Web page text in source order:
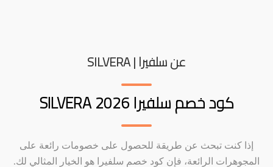
عن سلفيرا | SILVERA
كود خصم سلفيرا SILVERA 2026
إذا كنت تبحث عن طريقة للحصول على خصومات رائعة على
المجوهرات الرائعة، فإن كود خصم سلفيرا هو الخيار المثالي لك.